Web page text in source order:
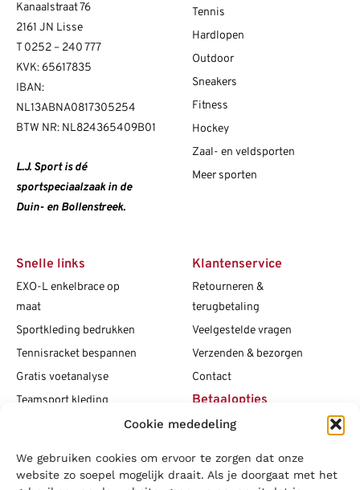
Cookie mededeling
We gebruiken cookies om ervoor te zorgen dat onze
website zo soepel mogelijk draait. Als je doorgaat met het
Kanaalstraat 76
2161 JN Lisse
T 0252 – 240 777
KVK: 65617835
IBAN:
NL13ABNA0817305254
BTW NR: NL824365409B01
L.J. Sport is dé
sportspeciaalzaak in de
Duin- en Bollenstreek.
Tennis
Hardlopen
Outdoor
Sneakers
Fitness
Hockey
Zaal- en veldsporten
Meer sporten
Snelle links
EXO-L enkelbrace op
maat
Sportkleding bedrukken
Tennisracket bespannen
Gratis voetanalyse
Teamsport kleding
Vacatures
Klantenservice
Retourneren &
terugbetaling
Veelgestelde vragen
Verzenden & bezorgen
Contact
Betaalopties
Social media